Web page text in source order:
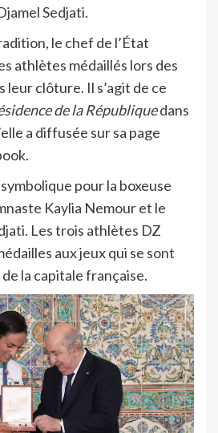
Sedjati.
le chef de l’État
athlètes médaillés lors des
leur clôture. Il s’agit de ce
de la Républiquedans
a diffusée sur sa page
pour la boxeuse
Kaylia Nemour et le
Les trois athlètes DZ
aux jeux qui se sont
la capitale française.